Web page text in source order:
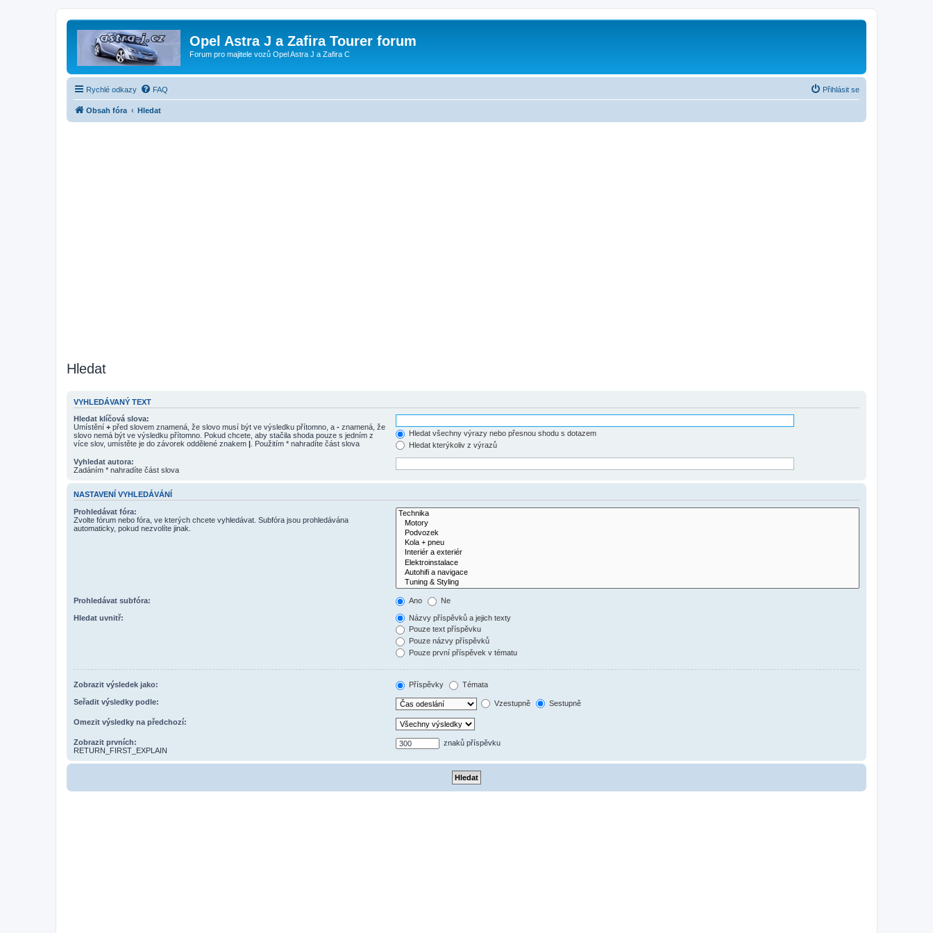
Opel Astra J a Zafira Tourer forum
Forum pro majitele vozů Opel Astra J a Zafira C
Rychlé odkazy FAQ Přihlásit se
Obsah fóra Hledat
Hledat
VYHLEDÁVANÝ TEXT
Hledat klíčová slova:
Umístění + před slovem znamená, že slovo musí být ve výsledku přítomno, a - znamená, že
slovo nemá být ve výsledku přítomno. Pokud chcete, aby stačila shoda pouze s jedním z
více slov, umístěte je do závorek oddělené znakem | . Použitím * nahradíte část slova
Hledat všechny výrazy nebo přesnou shodu s dotazem
Hledat kterýkoliv z výrazů
Vyhledat autora:
Zadáním * nahradíte část slova
NASTAVENÍ VYHLEDÁVÁNÍ
Prohledávat fóra:
Zvolte fórum nebo fóra, ve kterých chcete vyhledávat. Subfóra jsou prohledávána
automaticky, pokud nezvolíte jinak.
Prohledávat subfóra: Ano Ne
Hledat uvnitř:
Názvy příspěvků a jejich texty
Pouze text příspěvku
Pouze názvy příspěvků
Pouze první příspěvek v tématu
Zobrazit výsledek jako: Příspěvky Témata
Seřadit výsledky podle: Vzestupně Sestupně
Omezit výsledky na předchozí:
Zobrazit prvních:
RETURN_FIRST_EXPLAIN
znaků příspěvku